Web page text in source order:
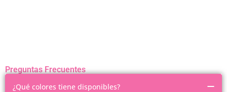
Preguntas Frecuentes
¿Qué colores tiene disponibles?